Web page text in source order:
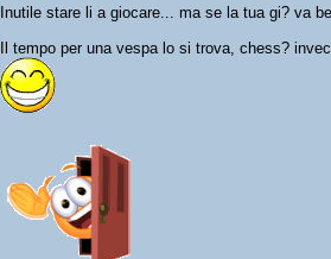
Inutile stare li a giocare... ma se la tua gi? va
Il tempo per una vespa lo si trova, chess?